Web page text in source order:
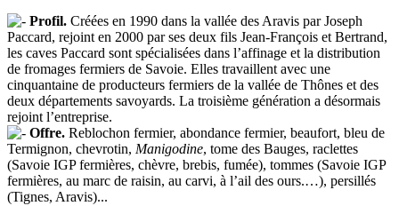
Profil. Créées en 1990 dans la vallée des Aravis par Joseph
Paccard, rejoint en 2000 par ses deux fils Jean-François et Bertrand,
les caves Paccard sont spécialisées dans l’affinage et la distribution
de fromages fermiers de Savoie. Elles travaillent avec une
cinquantaine de producteurs fermiers de la vallée de Thônes et des
deux départements savoyards. La troisième génération a désormais
rejoint l’entreprise.
Offre. Reblochon fermier, abondance fermier, beaufort, bleu de
Termignon, chevrotin, Manigodine, tome des Bauges, raclettes
(Savoie IGP fermières, chèvre, brebis, fumée), tommes (Savoie IGP
fermières, au marc de raisin, au carvi, à l’ail des ours.…), persillés
(Tignes, Aravis)...